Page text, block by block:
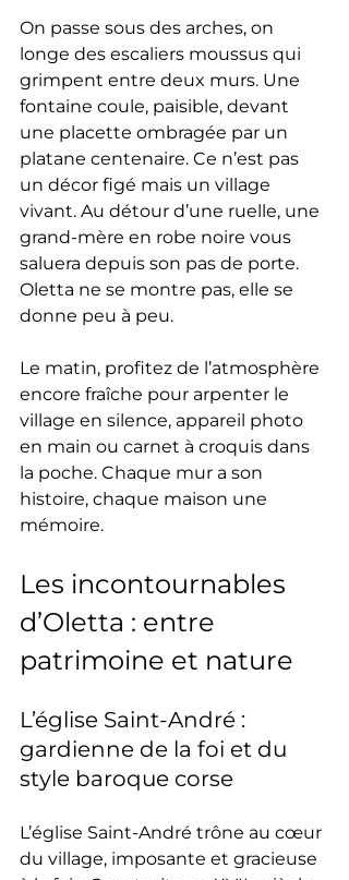
On passe sous des arches, on
longe des escaliers moussus qui
grimpent entre deux murs. Une
fontaine coule, paisible, devant
une placette ombragée par un
platane centenaire. Ce n’est pas
un décor figé mais un village
vivant. Au détour d’une ruelle, une
grand-mère en robe noire vous
saluera depuis son pas de porte.
Oletta ne se montre pas, elle se
donne peu à peu.
Le matin, profitez de l’atmosphère
encore fraîche pour arpenter le
village en silence, appareil photo
en main ou carnet à croquis dans
la poche. Chaque mur a son
histoire, chaque maison une
mémoire.
Les incontournables
d’Oletta : entre
patrimoine et nature
L’église Saint-André :
gardienne de la foi et du
style baroque corse
L’église Saint-André trône au cœur
du village, imposante et gracieuse